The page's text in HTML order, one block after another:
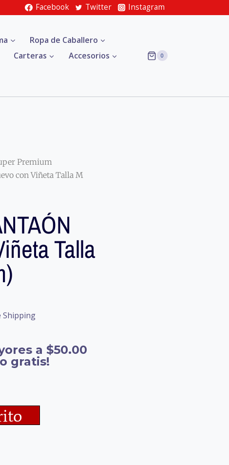
Facebook Twitter Instagram
Ropa de Caballero
Carteras
Accesorios
0
Premium
con Viñeta Talla M
Talla
Shipping
a $50.00
gratis!